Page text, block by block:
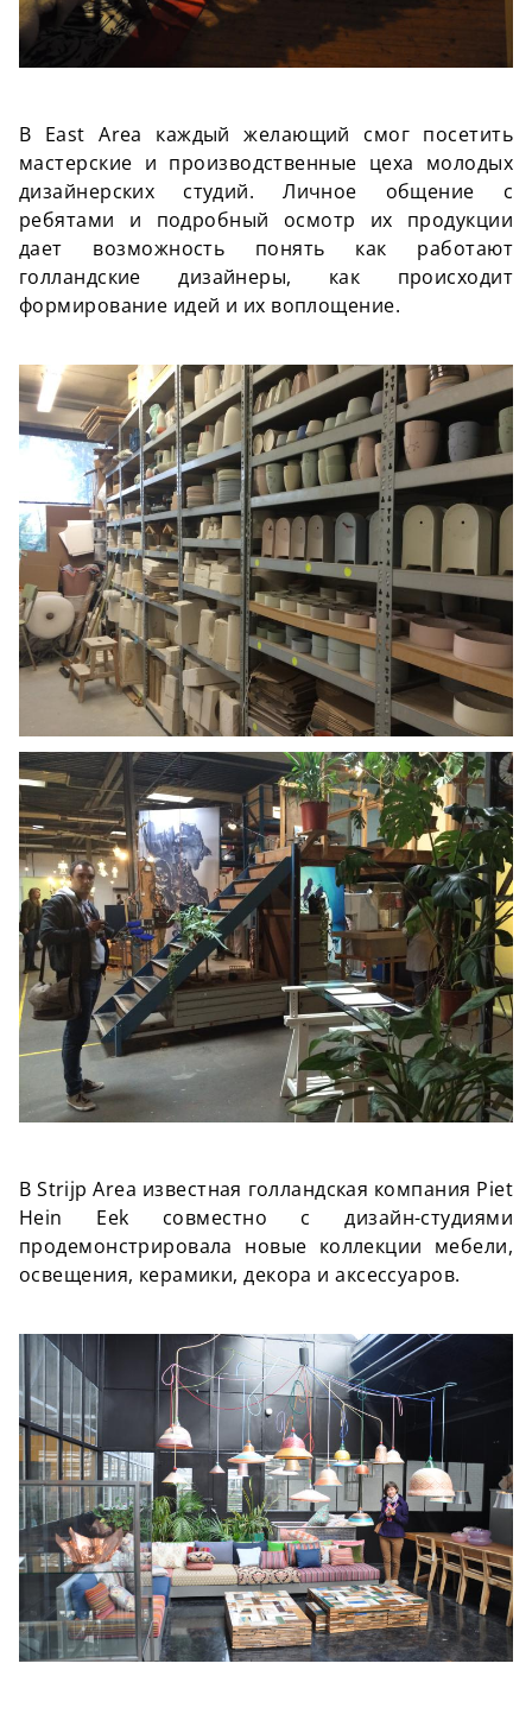
В East Area каждый желающий смог посетить
мастерские и производственные цеха молодых
дизайнерских студий. Личное общение с
ребятами и подробный осмотр их продукции
дает возможность понять как работают
голландские дизайнеры, как происходит
формирование идей и их воплощение.
В Strijp Area известная голландская компания Piet
Hein Eek совместно с дизайн-студиями
продемонстрировала новые коллекции мебели,
освещения, керамики, декора и аксессуаров.